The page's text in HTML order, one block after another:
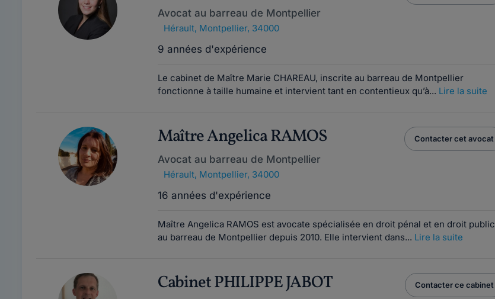
Avocat au barreau de Montpellier
Hérault, Montpellier, 34000
9 années d'expérience
Le cabinet de Maître Marie CHAREAU, inscrite au barreau de Montpellier
fonctionne à taille humaine et intervient tant en contentieux qu’à... Lire la suite
Maître Angelica RAMOS
Avocat au barreau de Montpellier
Hérault, Montpellier, 34000
16 années d'expérience
Contacter cet avocat
Maître Angelica RAMOS est avocate spécialisée en droit pénal et en droit public
au barreau de Montpellier depuis 2010. Elle intervient dans... Lire la suite
Cabinet PHILIPPE JABOT Contacter ce cabinet